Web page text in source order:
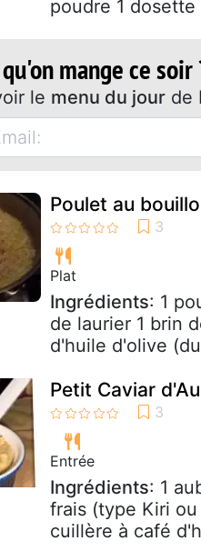
poudre 1 dosette
mange ce soir
le menu du jour de
Poulet au
Plat
Ingrédients: 1
de laurier 1 brin
d'huile d'olive
Petit Caviar
Entrée
Ingrédients: 1
frais (type Kiri
cuillère à café